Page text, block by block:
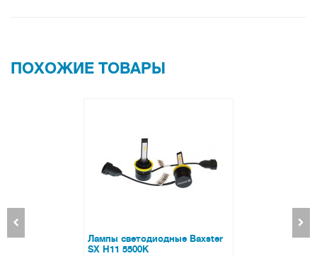
ПОХОЖИЕ ТОВАРЫ
Лампы светодиодные Baxster
SX H11 5500K